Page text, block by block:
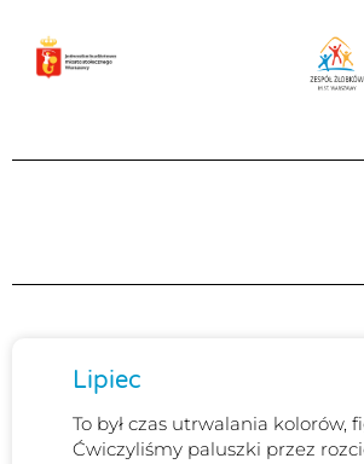
treści
Lipiec
To był czas utrwalania kolorów,
Ćwiczyliśmy paluszki przez